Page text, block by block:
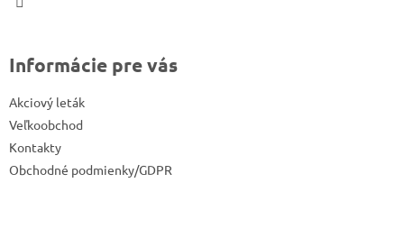
Informácie pre vás
Akciový leták
Veľkoobchod
Kontakty
Obchodné podmienky/GDPR